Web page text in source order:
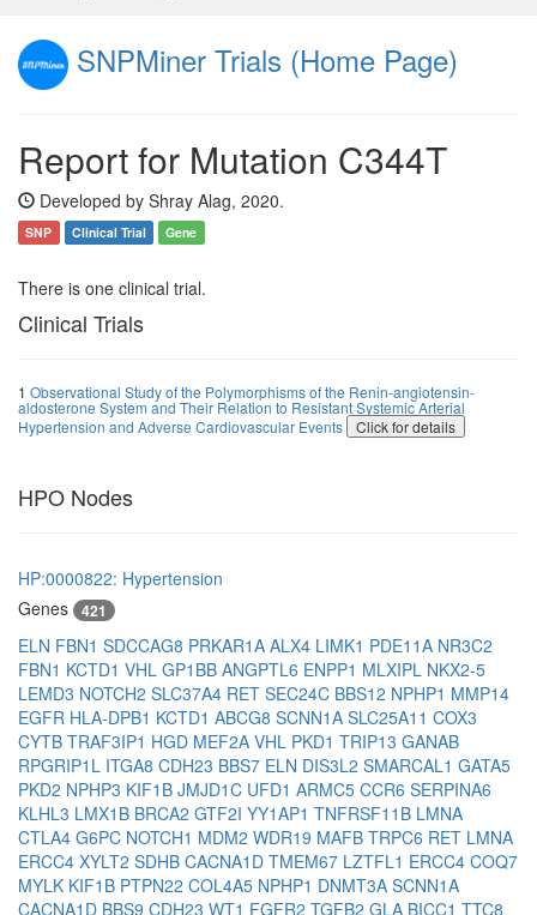
SNPMiner Trials (Home Page)
Report for Mutation C344T
Developed by Shray Alag, 2020.
SNP Clinical Trial Gene
There is one clinical trial.
Clinical Trials
1 Observational Study of the Polymorphisms of the Renin-angiotensin-
aldosterone System and Their Relation to Resistant Systemic Arterial
Hypertension and Adverse Cardiovascular Events
Click for details
HPO Nodes
HP:0000822: Hypertension
Genes
421
ELN FBN1 SDCCAG8 PRKAR1A ALX4 LIMK1 PDE11A NR3C2
FBN1 KCTD1 VHL GP1BB ANGPTL6 ENPP1 MLXIPL NKX2-5
LEMD3 NOTCH2 SLC37A4 RET SEC24C BBS12 NPHP1 MMP14
EGFR HLA-DPB1 KCTD1 ABCG8 SCNN1A SLC25A11 COX3
CYTB TRAF3IP1 HGD MEF2A VHL PKD1 TRIP13 GANAB
RPGRIP1L ITGA8 CDH23 BBS7 ELN DIS3L2 SMARCAL1 GATA5
PKD2 NPHP3 KIF1B JMJD1C UFD1 ARMC5 CCR6 SERPINA6
KLHL3 LMX1B BRCA2 GTF2I YY1AP1 TNFRSF11B LMNA
CTLA4 G6PC NOTCH1 MDM2 WDR19 MAFB TRPC6 RET LMNA
ERCC4 XYLT2 SDHB CACNA1D TMEM67 LZTFL1 ERCC4 COQ7
MYLK KIF1B PTPN22 COL4A5 NPHP1 DNMT3A SCNN1A
CACNA1D BBS9 CDH23 WT1 FGFR2 TGFB2 GLA BICC1 TTC8